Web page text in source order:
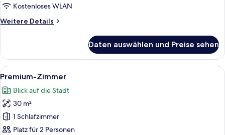
Kostenloses WLAN
Weitere Details
Weitere
Daten auswählen und Preise sehen
Alle
Fotos
für
Premium-
Zimmer
anzeigen
Premium-Zimmer | Blick auf die Stadt
8
Premium-Zimmer
Blick auf die Stadt
30 m²
1 Schlafzimmer
Platz für 2 Personen